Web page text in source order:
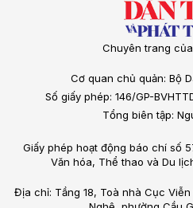
Chuyên trang
Cơ quan chủ quản: Bộ
Số giấy phép: 146/GP-
Tổng biên tập:
Giấy phép hoạt động báo chí số
Văn hóa, Thể thao và Du
Địa chỉ: Tầng 18, Toà nhà Cục